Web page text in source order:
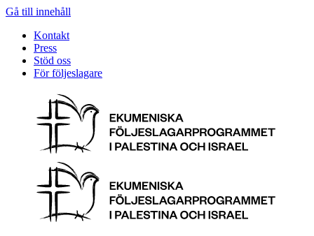
Gå till innehåll
Kontakt
Press
Stöd oss
För följeslagare